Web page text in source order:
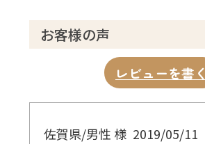
お客様の声
レビューを書く
佐賀県/男性 様 2019/05/11